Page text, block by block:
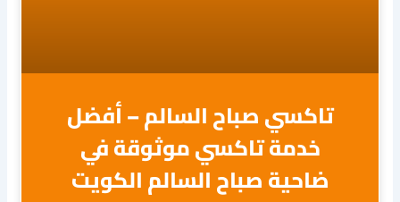
تاكسي صباح السالم – أفضل
خدمة تاكسي موثوقة في
ضاحية صباح السالم الكويت